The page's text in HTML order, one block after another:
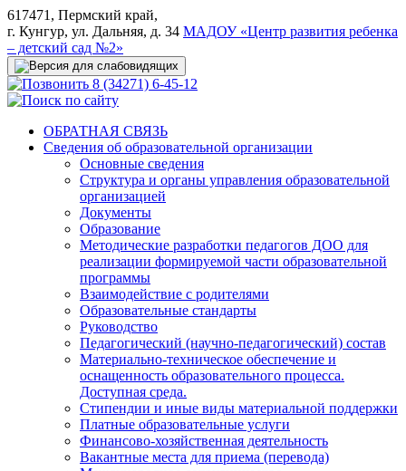
617471, Пермский край,
г. Кунгур, ул. Дальняя, д. 34 МАДОУ «Центр развития ребенка
– детский сад №2»
8 (34271) 6-45-12
ОБРАТНАЯ СВЯЗЬ
Сведения об образовательной организации
Основные сведения
Структура и органы управления образовательной
организацией
Документы
Образование
Методические разработки педагогов ДОО для
реализации формируемой части образовательной
программы
Взаимодействие с родителями
Образовательные стандарты
Руководство
Педагогический (научно-педагогический) состав
Материально-техническое обеспечение и
оснащенность образовательного процесса.
Доступная среда.
Стипендии и иные виды материальной поддержки
Платные образовательные услуги
Финансово-хозяйственная деятельность
Вакантные места для приема (перевода)